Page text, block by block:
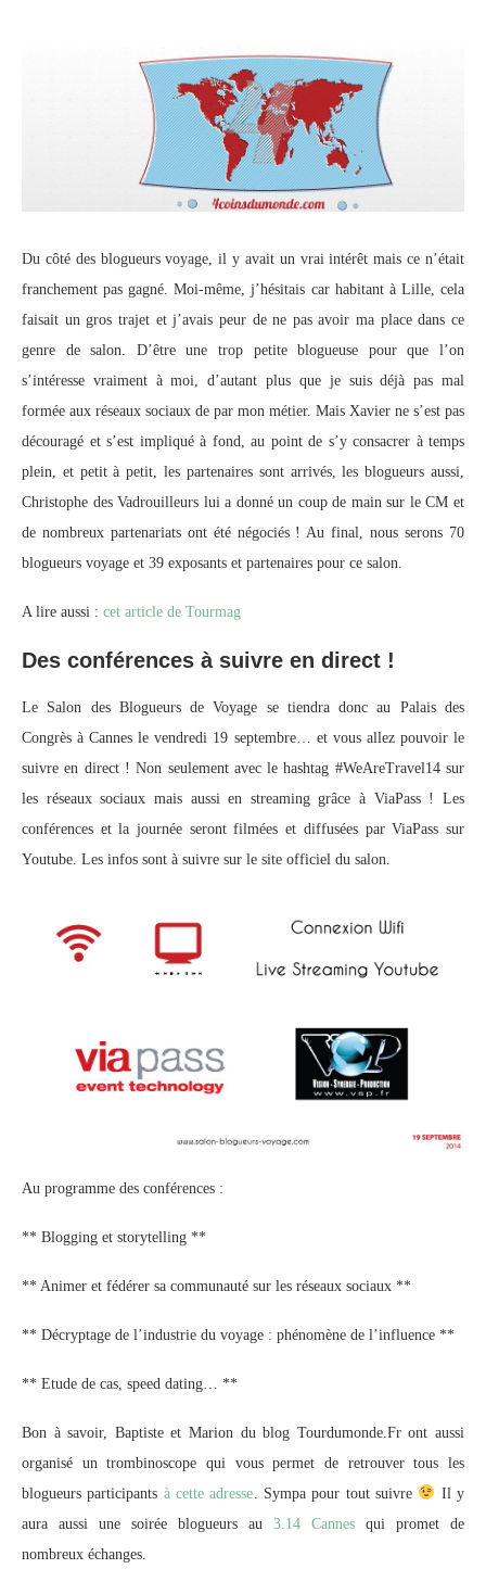
Du côté des blogueurs voyage, il y avait un vrai intérêt mais ce n’était
franchement pas gagné. Moi-même, j’hésitais car habitant à Lille, cela
faisait un gros trajet et j’avais peur de ne pas avoir ma place dans ce
genre de salon. D’être une trop petite blogueuse pour que l’on
s’intéresse vraiment à moi, d’autant plus que je suis déjà pas mal
formée aux réseaux sociaux de par mon métier. Mais Xavier ne s’est pas
découragé et s’est impliqué à fond, au point de s’y consacrer à temps
plein, et petit à petit, les partenaires sont arrivés, les blogueurs aussi,
Christophe des Vadrouilleurs lui a donné un coup de main sur le CM et
de nombreux partenariats ont été négociés ! Au final, nous serons 70
blogueurs voyage et 39 exposants et partenaires pour ce salon.
A lire aussi : cet article de Tourmag
Des conférences à suivre en direct !
Le Salon des Blogueurs de Voyage se tiendra donc au Palais des
Congrès à Cannes le vendredi 19 septembre… et vous allez pouvoir le
suivre en direct ! Non seulement avec le hashtag #WeAreTravel14 sur
les réseaux sociaux mais aussi en streaming grâce à ViaPass ! Les
conférences et la journée seront filmées et diffusées par ViaPass sur
Youtube. Les infos sont à suivre sur le site officiel du salon.
Au programme des conférences :
** Blogging et storytelling **
** Animer et fédérer sa communauté sur les réseaux sociaux **
** Décryptage de l’industrie du voyage : phénomène de l’influence **
** Etude de cas, speed dating… **
Bon à savoir, Baptiste et Marion du blog Tourdumonde.Fr ont aussi
organisé un trombinoscope qui vous permet de retrouver tous les
blogueurs participants à cette adresse . Sympa pour tout suivre
Il y
aura aussi une soirée blogueurs au 3.14 Cannes qui promet de
nombreux échanges.